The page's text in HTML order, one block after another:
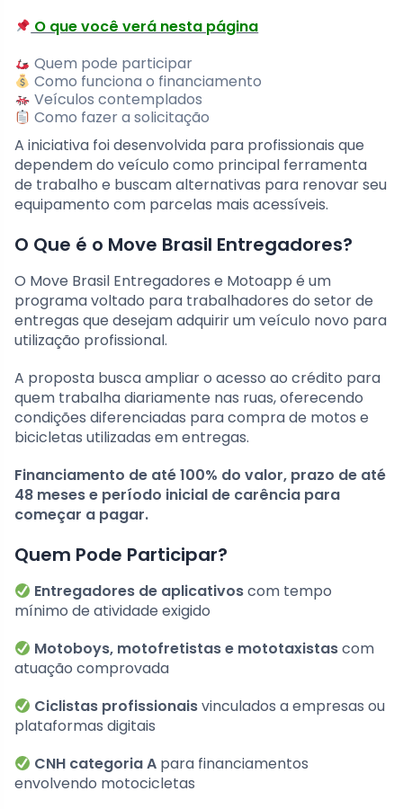
O que você verá nesta página
Quem pode participar
Como funciona o financiamento
Veículos contemplados
Como fazer a solicitação
A iniciativa foi desenvolvida para profissionais que
dependem do veículo como principal ferramenta
de trabalho e buscam alternativas para renovar seu
equipamento com parcelas mais acessíveis.
O Que é o Move Brasil Entregadores?
O Move Brasil Entregadores e Motoapp é um
programa voltado para trabalhadores do setor de
entregas que desejam adquirir um veículo novo para
utilização profissional.
A proposta busca ampliar o acesso ao crédito para
quem trabalha diariamente nas ruas, oferecendo
condições diferenciadas para compra de motos e
bicicletas utilizadas em entregas.
Financiamento de até 100% do valor, prazo de até
48 meses e período inicial de carência para
começar a pagar.
Quem Pode Participar?
Entregadores de aplicativoscom tempo
mínimo de atividade exigido
Motoboys, motofretistas e mototaxistascom
atuação comprovada
Ciclistas profissionaisvinculados a empresas ou
plataformas digitais
CNH categoria A para financiamentos
envolvendo motocicletas